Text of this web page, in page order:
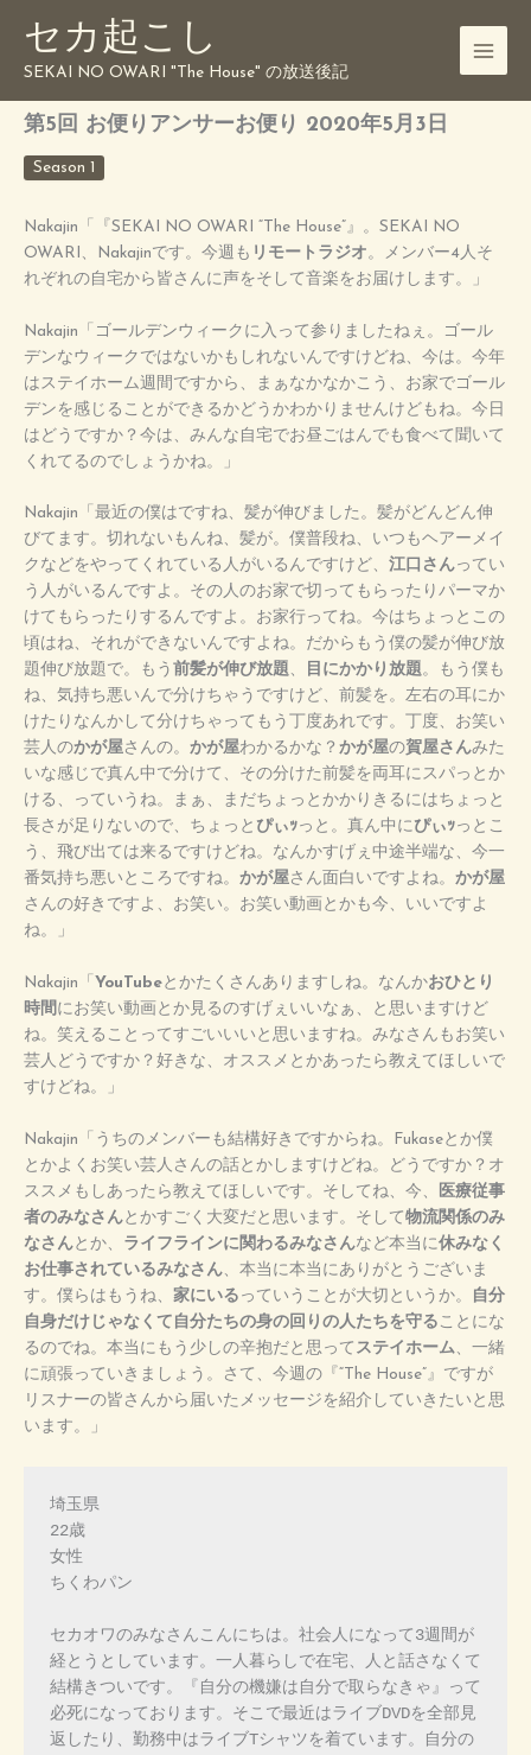
セカ起こし
SEKAI NO OWARI "The House" の放送後記
第5回 お便りアンサーお便り 2020年5月3日
Season 1
Nakajin「『SEKAI NO OWARI “The House”』。SEKAI NO
OWARI、Nakajinです。今週も リモートラジオ。メンバー4人そ
れぞれの自宅から皆さんに声をそして音楽をお届けします。」
Nakajin「ゴールデンウィークに入って参りましたねぇ。ゴール
デンなウィークではないかもしれないんですけどね、今は。今年
はステイホーム週間ですから、まぁなかなかこう、お家でゴール
デンを感じることができるかどうかわかりませんけどもね。今日
はどうですか？今は、みんな自宅でお昼ごはんでも食べて聞いて
くれてるのでしょうかね。」
Nakajin「最近の僕はですね、髪が伸びました。髪がどんどん伸
びてます。切れないもんね、髪が。僕普段ね、いつもヘアーメイ
クなどをやってくれている人がいるんですけど、 江口さんってい
う人がいるんですよ。その人のお家で切ってもらったりパーマか
けてもらったりするんですよ。お家行ってね。今はちょっとこの
頃はね、それができないんですよね。だからもう僕の髪が伸び放
題伸び放題で。もう 前髪が伸び放題 、 目にかかり放題。もう僕も
ね、気持ち悪いんで分けちゃうですけど、前髪を。左右の耳にか
けたりなんかして分けちゃってもう丁度あれです。丁度、お笑い
芸人のかが屋さんの。 かが屋わかるかな？ かが屋の賀屋さんみた
いな感じで真ん中で分けて、その分けた前髪を両耳にスパっとか
ける、っていうね。まぁ、まだちょっとかかりきるにはちょっと
長さが足りないので、ちょっと ぴぃｯっと。真ん中にぴぃｯっとこ
う、飛び出ては来るですけどね。なんかすげぇ中途半端な、今一
番気持ち悪いところですね。 かが屋さん面白いですよね。 かが屋
さんの好きですよ、お笑い。お笑い動画とかも今、いいですよ
ね。」
Nakajin「 YouTubeとかたくさんありますしね。なんかおひとり
時間 にお笑い動画とか見るのすげぇいいなぁ、と思いますけど
ね。笑えることってすごいいいと思いますね。みなさんもお笑い
芸人どうですか？好きな、オススメとかあったら教えてほしいで
すけどね。」
Nakajin「うちのメンバーも結構好きですからね。Fukaseとか僕
とかよくお笑い芸人さんの話とかしますけどね。どうですか？オ
ススメもしあったら教えてほしいです。そしてね、今、
医療従事
者のみなさんとかすごく大変だと思います。そして 物流関係のみ
なさんとか、 ライフラインに関わるみなさんなど本当に休みなく
お仕事されているみなさん、本当に本当にありがとうございま
す。僕らはもうね、 家にいる っていうことが大切というか。
自分
自身だけじゃなくて自分たちの身の回りの人たちを守る ことにな
るのでね。本当にもう少しの辛抱だと思って ステイホーム、一緒
に頑張っていきましょう。さて、今週の『“The House”』ですが
リスナーの皆さんから届いたメッセージを紹介していきたいと思
います。」
埼玉県
22歳
女性
ちくわパン
セカオワのみなさんこんにちは。社会人になって3週間が
経とうとしています。一人暮らしで在宅、人と話さなくて
結構きついです。『自分の機嫌は自分で取らなきゃ』って
必死になっております。そこで最近はライブDVDを全部見
返したり、勤務中はライブTシャツを着ています。自分の